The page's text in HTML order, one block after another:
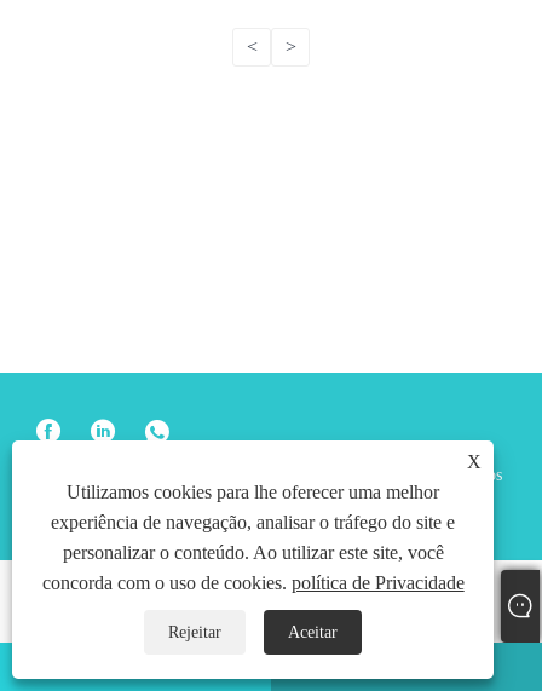
< >
X
Utilizamos cookies para lhe oferecer uma melhor
experiência de navegação, analisar o tráfego do site e
personalizar o conteúdo. Ao utilizar este site, você
concorda com o uso de cookies. política de Privacidade
Rejeitar
Aceitar
Copyright © 2024 Shenzhen Preation Technology Co., Ltd. Todos os
direitos reservados.